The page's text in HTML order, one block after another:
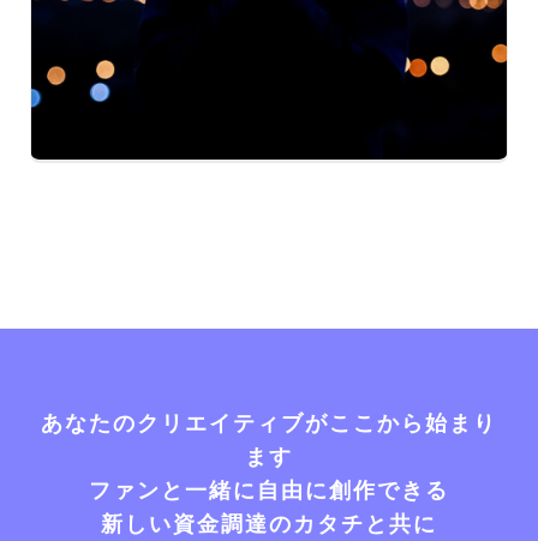
あなたのクリエイティブがここから始まり
ます
ファンと一緒に自由に創作できる
新しい資金調達のカタチと共に